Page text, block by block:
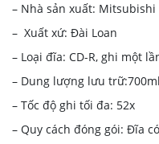
– Nhà sản xuất: Mitsubishi
– Xuất xứ: Đài Loan
– Loại đĩa: CD-R, ghi một
– Dung lượng lưu
– Tốc độ ghi tối đa: 52x
– Quy cách đóng gói: Đĩa